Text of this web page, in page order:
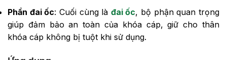
Phần đai ốc: Cuối cùng là đai ốc, bộ phận quan trọng
giúp đảm bảo an toàn của khóa cáp, giữ cho thân
khóa cáp không bị tuột khi sử dụng.